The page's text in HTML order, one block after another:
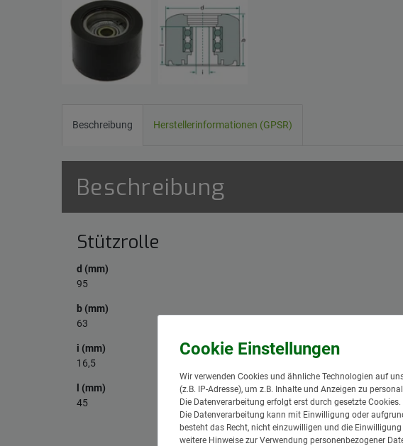
Beschreibung Herstellerinformationen (GPSR)
Beschreibung
Stützrolle
d (mm)
95
b (mm)
63
i (mm)
16,5
l (mm)
45
Wir verwenden Cookies und ähnliche Technologien auf
(z.B. IP-Adresse), um z.B. Inhalte und Anzeigen zu
Die Datenverarbeitung erfolgt erst durch gesetzte
Die Datenverarbeitung kann mit Einwilligung oder
besteht das Recht, nicht einzuwilligen und die
weitere Hinweise zur Verwendung personenbezogener